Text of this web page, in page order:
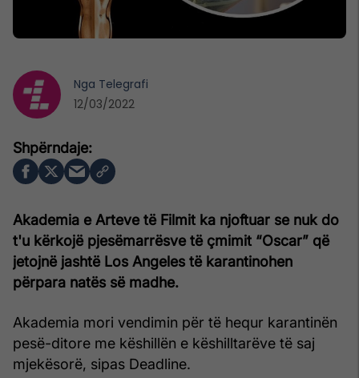
Akademia e Arteve të Filmit ka njoftuar se nuk do
t'u kërkojë pjesëmarrësve të çmimit “Oscar” që
jetojnë jashtë Los Angeles të karantinohen
përpara natës së madhe.
Akademia mori vendimin për të hequr karantinën
pesë-ditore me këshillën e këshilltarëve të saj
mjekësorë, sipas Deadline.
Nga Telegrafi
12/03/2022